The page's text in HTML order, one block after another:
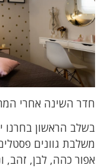
חדר השינה אחרי
בשלב הראשון
משלבת גוונים
אפור כהה, לבן, זהב,